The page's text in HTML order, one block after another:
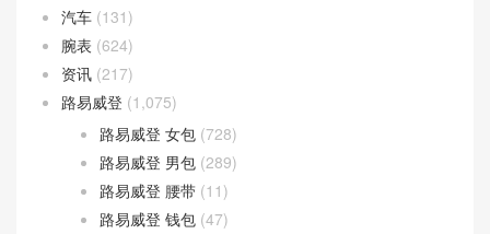
汽车 (131)
腕表 (624)
资讯 (217)
路易威登 (1,075)
路易威登 女包 (728)
路易威登 男包 (289)
路易威登 腰带 (11)
路易威登 钱包 (47)